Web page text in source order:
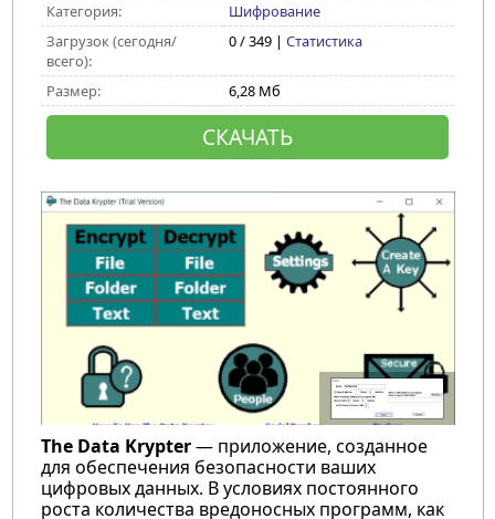
Категория:
Шифрование
Загрузок (сегодня/
всего):
0 / 349 | Статистика
Размер: 6,28 Мб
СКАЧАТЬ
The Data Krypter— приложение, созданное
для обеспечения безопасности ваших
цифровых данных. В условиях постоянного
роста количества вредоносных программ, как